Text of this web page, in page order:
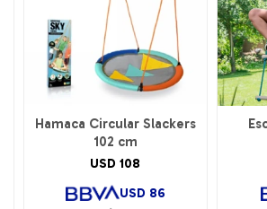
Hamaca Circular Slackers
102 cm
USD 108
USD 86